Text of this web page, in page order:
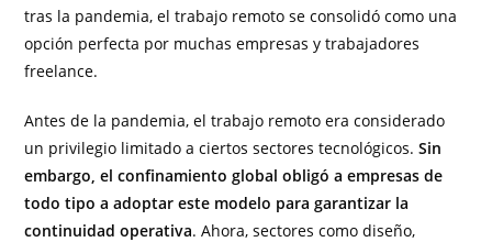
tras la pandemia, el trabajo remoto se consolidó como una
opción perfecta por muchas empresas y trabajadores
freelance.
Antes de la pandemia, el trabajo remoto era considerado
un privilegio limitado a ciertos sectores tecnológicos.Sin
embargo, el confinamiento global obligó a empresas de
todo tipo a adoptar este modelo para garantizar la
continuidad operativa. Ahora, sectores como diseño,